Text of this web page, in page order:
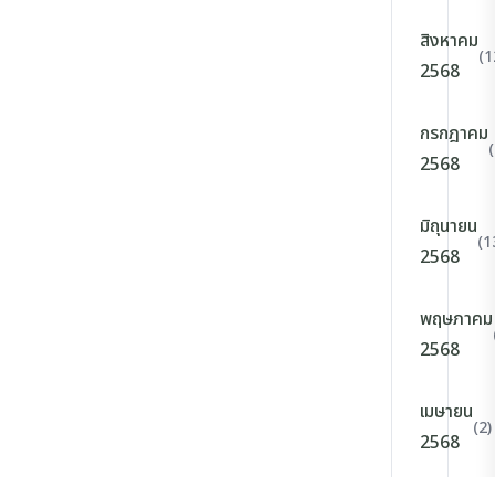
สิงหาคม
2568
กรกฎาคม
2568
มิถุนายน
2568
พฤษภาคม
2568
เมษายน
2568
(2)